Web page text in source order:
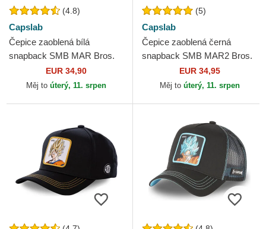
(4.8)
Capslab
Čepice zaoblená bílá
snapback SMB MAR Bros.
Mario Super Mario Bros.
Capslab
EUR 34,90
Měj to úterý, 11. srpen
(5)
Capslab
Čepice zaoblená černá
snapback SMB MAR2 Bros.
Mario Super Mario Bros.
Capslab
EUR 34,95
Měj to úterý, 11. srpen